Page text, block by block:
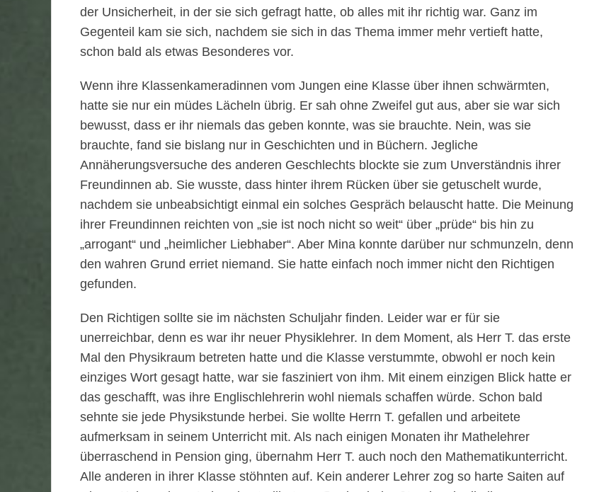
der Unsicherheit, in der sie sich gefragt hatte, ob alles mit ihr richtig war. Ganz im
Gegenteil kam sie sich, nachdem sie sich in das Thema immer mehr vertieft hatte,
schon bald als etwas Besonderes vor.
Wenn ihre Klassenkameradinnen vom Jungen eine Klasse über ihnen schwärmten,
hatte sie nur ein müdes Lächeln übrig. Er sah ohne Zweifel gut aus, aber sie war sich
bewusst, dass er ihr niemals das geben konnte, was sie brauchte. Nein, was sie
brauchte, fand sie bislang nur in Geschichten und in Büchern. Jegliche
Annäherungsversuche des anderen Geschlechts blockte sie zum Unverständnis ihrer
Freundinnen ab. Sie wusste, dass hinter ihrem Rücken über sie getuschelt wurde,
nachdem sie unbeabsichtigt einmal ein solches Gespräch belauscht hatte. Die Meinung
ihrer Freundinnen reichten von „sie ist noch nicht so weit“ über „prüde“ bis hin zu
„arrogant“ und „heimlicher Liebhaber“. Aber Mina konnte darüber nur schmunzeln, denn
den wahren Grund erriet niemand. Sie hatte einfach noch immer nicht den Richtigen
gefunden.
Den Richtigen sollte sie im nächsten Schuljahr finden. Leider war er für sie
unerreichbar, denn es war ihr neuer Physiklehrer. In dem Moment, als Herr T. das erste
Mal den Physikraum betreten hatte und die Klasse verstummte, obwohl er noch kein
einziges Wort gesagt hatte, war sie fasziniert von ihm. Mit einem einzigen Blick hatte er
das geschafft, was ihre Englischlehrerin wohl niemals schaffen würde. Schon bald
sehnte sie jede Physikstunde herbei. Sie wollte Herrn T. gefallen und arbeitete
aufmerksam in seinem Unterricht mit. Als nach einigen Monaten ihr Mathelehrer
überraschend in Pension ging, übernahm Herr T. auch noch den Mathematikunterricht.
Alle anderen in ihrer Klasse stöhnten auf. Kein anderer Lehrer zog so harte Saiten auf